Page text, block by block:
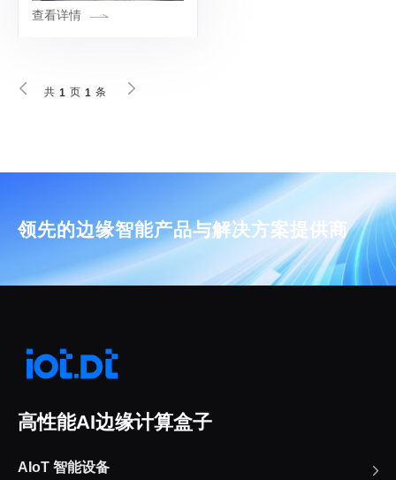
景。
查看详情
共 1 页 1 条
领先的边缘智能产品与解决方案提供商
高性能AI边缘计算盒子
AIoT 智能设备